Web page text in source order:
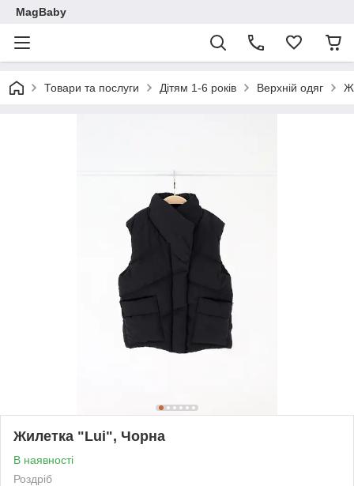
MagBaby
Товари та послуги Дітям 1-6 років Верхній одяг
Жилетка "Lui", Чорна
В наявності
Роздріб